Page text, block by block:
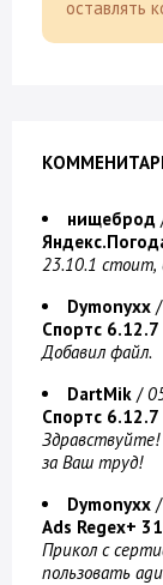
оставлять
нищеброд
23.10.1 стоит,
Dymonyxx /
Добавил файл.
DartMik /
Здравствуйте!
за Ваш труд!
Dymonyxx /
Ads Regex+
Прикол с
пользовать